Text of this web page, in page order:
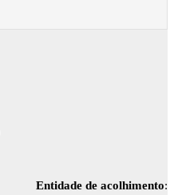
Entidade de acolhimento: